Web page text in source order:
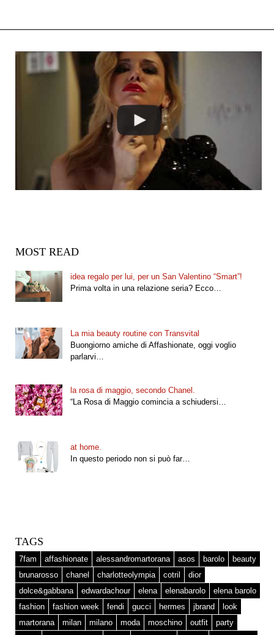
MOST READ
idea regalo per lui, per un San Valentino “Smart”!
Prima volta in una relazione seria? Ecco…
La mia beauty routine con Transvital
Buongiorno amiche di Affashionate, oggi voglio
parlarvi…
la rosa di maggio, secondo Chanel.
“La Rosa di Maggio comincia a schiudersi…
at home.
In questo periodo non si può far…
TAGS
7fam affashionate alessandromartorana asos barolo
beauty
brunarosso
chanel charlotteolympia cotril
dior
dolce&gabbana
edwardachour elena elenabarolo
elena barolo
fashion
fashion week fendi gucci hermes jbrand
look
martorana
milan milano moda moschino outfit
party